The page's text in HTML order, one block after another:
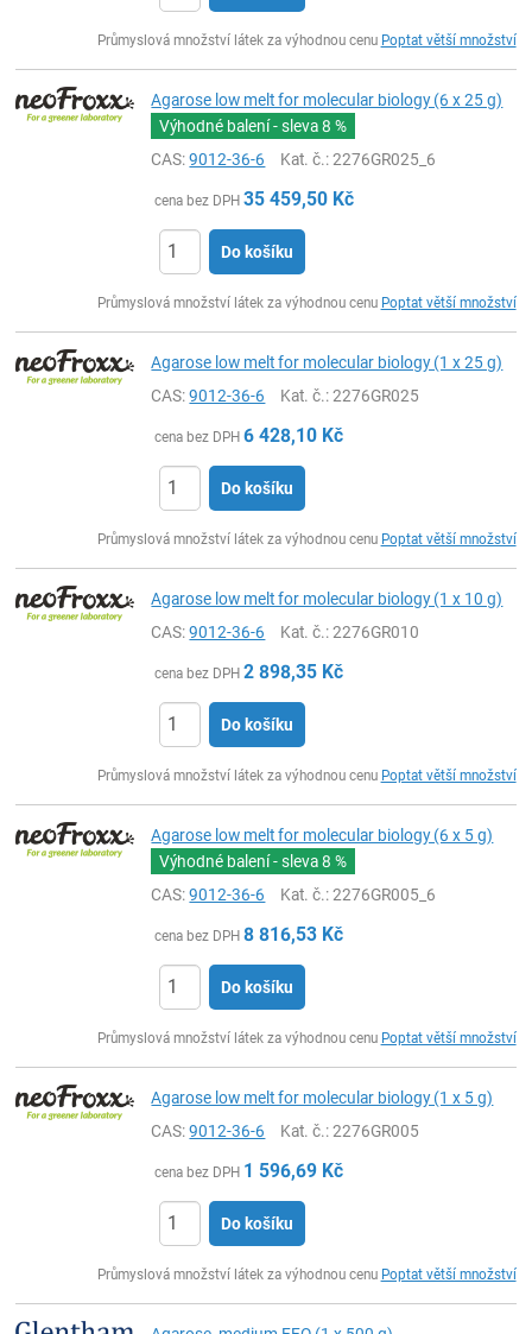
Průmyslová množství látek za výhodnou cenu Poptat větší množství
Agarose low melt for molecular biology (6 x 25 g)
Výhodné balení - sleva8 %
CAS:9012-36-6 Kat. č.: 2276GR025_6
cena bez DPH 35 459,50 Kč
Do košíku
Průmyslová množství látek za výhodnou cenu Poptat větší množství
Agarose low melt for molecular biology (1 x 25 g)
CAS:9012-36-6 Kat. č.: 2276GR025
cena bez DPH 6 428,10 Kč
Do košíku
Průmyslová množství látek za výhodnou cenu Poptat větší množství
Agarose low melt for molecular biology (1 x 10 g)
CAS:9012-36-6 Kat. č.: 2276GR010
cena bez DPH 2 898,35 Kč
Do košíku
Průmyslová množství látek za výhodnou cenu Poptat větší množství
Agarose low melt for molecular biology (6 x 5 g)
Výhodné balení - sleva8 %
CAS:9012-36-6 Kat. č.: 2276GR005_6
cena bez DPH 8 816,53 Kč
Do košíku
Průmyslová množství látek za výhodnou cenu Poptat větší množství
Agarose low melt for molecular biology (1 x 5 g)
CAS:9012-36-6 Kat. č.: 2276GR005
cena bez DPH 1 596,69 Kč
Do košíku
Průmyslová množství látek za výhodnou cenu Poptat větší množství